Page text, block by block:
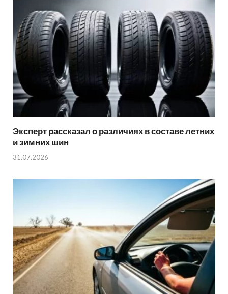
Эксперт рассказал о различиях в составе летних
и зимних шин
31.07.2026